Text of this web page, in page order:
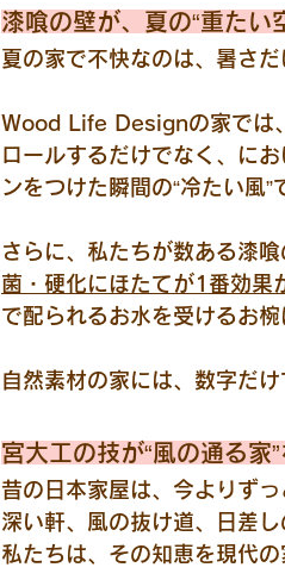
漆喰の壁が、夏の“重たい
夏の家で不快なのは、暑さ
Wood Life Designの家では
ロールするだけでなく、に
ンをつけた瞬間の“冷たい風
さらに、私たちが数ある漆
菌・硬化にほたてが1番効果
で配られるお水を受けるお
自然素材の家には、数字だ
宮大工の技が“風の通る家
昔の日本家屋は、今よりず
深い軒、風の抜け道、日差し
私たちは、その知恵を現代